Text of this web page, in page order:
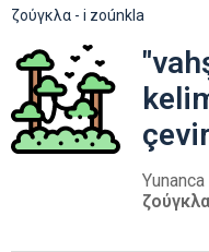
ζούγκλα - i zoúnkla
Yunanca
ζούγκλα